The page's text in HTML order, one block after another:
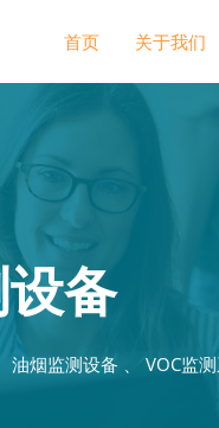
首页 关于我们
备
油烟监测设备 、 VOC监